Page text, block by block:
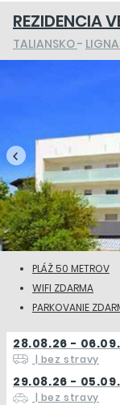
REZIDENCIA
TALIANSKO-
PLÁŽ 50 METROV
WIFI ZDARMA
PARKOVANIE
28.08.26 -
| bez stravy
29.08.26 -
| bez stravy